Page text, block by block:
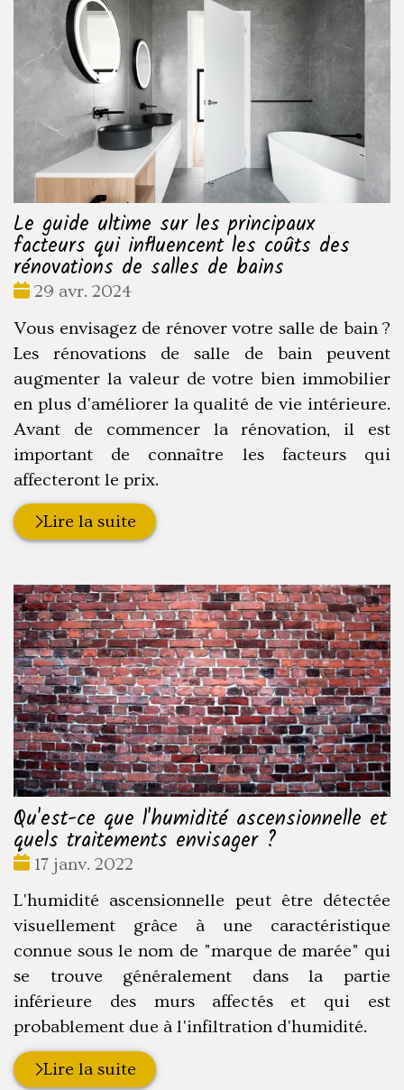
Le guide ultime sur les principaux
facteurs qui influencent les coûts des
rénovations de salles de bains
Date
29 avr. 2024
Vous envisagez de rénover votre salle de bain ?
Les rénovations de salle de bain peuvent
augmenter la valeur de votre bien immobilier
en plus d'améliorer la qualité de vie intérieure.
Avant de commencer la rénovation, il est
important de connaître les facteurs qui
affecteront le prix.
Lire la suite
Qu'est-ce que l'humidité ascensionnelle et
quels traitements envisager ?
Date
17 janv. 2022
L'humidité ascensionnelle peut être détectée
visuellement grâce à une caractéristique
connue sous le nom de "marque de marée" qui
se trouve généralement dans la partie
inférieure des murs affectés et qui est
probablement due à l'infiltration d'humidité.
Lire la suite